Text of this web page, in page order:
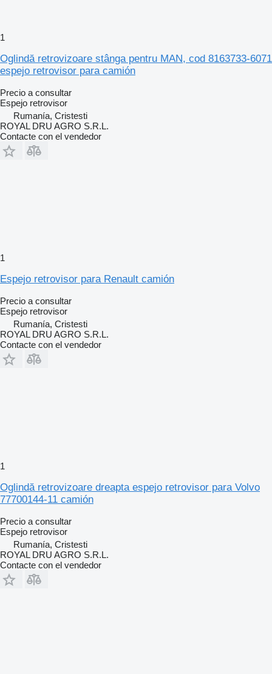
1
Oglindă retrovizoare stânga pentru MAN, cod 8163733-6071
espejo retrovisor para camión
Precio a consultar
Espejo retrovisor
Rumanía, Cristesti
ROYAL DRU AGRO S.R.L.
Contacte con el vendedor
1
Espejo retrovisor para Renault camión
Precio a consultar
Espejo retrovisor
Rumanía, Cristesti
ROYAL DRU AGRO S.R.L.
Contacte con el vendedor
1
Oglindă retrovizoare dreapta espejo retrovisor para Volvo
77700144-11 camión
Precio a consultar
Espejo retrovisor
Rumanía, Cristesti
ROYAL DRU AGRO S.R.L.
Contacte con el vendedor